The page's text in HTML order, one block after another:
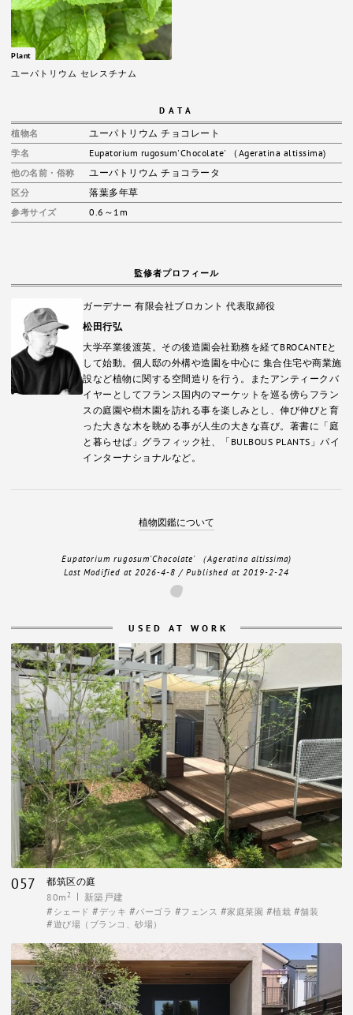
Plant
ユーパトリウム セレスチナム
DATA
植物名 ユーパトリウム チョコレート
学名 Eupatorium rugosum'Chocolate' （Ageratina altissima)
他の名前・俗称 ユーパトリウム チョコラータ
区分 落葉多年草
参考サイズ 0.6～1m
監修者プロフィール
ガーデナー 有限会社ブロカント 代表取締役
松田行弘
大学卒業後渡英。その後造園会社勤務を経てBROCANTEと
して始動。個人邸の外構や造園を中心に 集合住宅や商業施
設など植物に関する空間造りを行う。またアンティークバ
イヤーとしてフランス国内のマーケットを巡る傍らフラン
スの庭園や樹木園を訪れる事を楽しみとし、伸び伸びと育
った大きな木を眺める事が人生の大きな喜び。著書に「庭
と暮らせば」グラフィック社、「BULBOUS PLANTS」パイ
インターナショナルなど。
植物図鑑について
Eupatorium rugosum'Chocolate' （Ageratina altissima)
Last Modified at 2026-4-8 / Published at 2019-2-24
USED AT WORK
057
都筑区の庭
80m 2 新築戸建
シェード デッキ パーゴラ フェンス 家庭菜園 植栽
舗装
遊び場（ブランコ、砂場）